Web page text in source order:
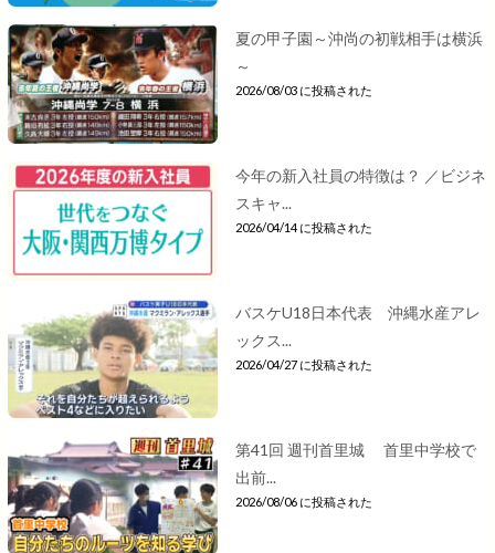
夏の甲子園～沖尚の初戦相手は横浜
～
2026/08/03 に投稿された
今年の新入社員の特徴は？ ／ビジネ
スキャ...
2026/04/14 に投稿された
バスケU18日本代表 沖縄水産アレ
ックス...
2026/04/27 に投稿された
第41回 週刊首里城 首里中学校で
出前...
2026/08/06 に投稿された